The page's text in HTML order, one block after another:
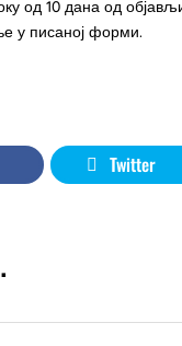
од 10 дана од
у писаној форми.
Twitter